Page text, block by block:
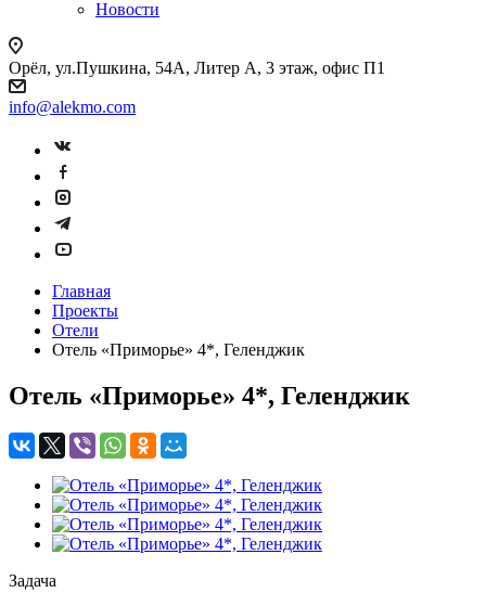
Новости
Орёл, ул.Пушкина, 54А, Литер А, 3 этаж, офис П1
info@alekmo.com
Главная
Проекты
Отели
Отель «Приморье» 4*, Геленджик
Отель «Приморье» 4*, Геленджик
Задача